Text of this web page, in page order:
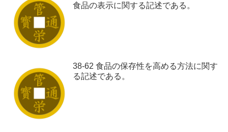
食品の表示に関する記述である。
38-62 食品の保存性を高める方法に関す
る記述である。